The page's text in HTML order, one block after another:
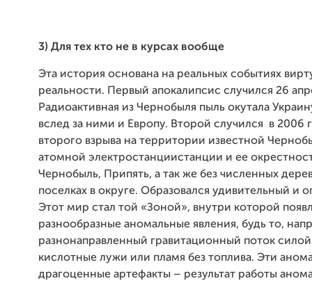
3) Для тех кто не в курсах вообще
Эта история основана на реальных событиях
реальности. Первый апокалипсис случился 26
Радиоактивная из Чернобыля пыль окутала
вслед за ними и Европу. Второй случился в 2006
второго взрыва на территории известной
атомной электростанциистанции и ее
Чернобыль, Припять, а так же без численных
поселках в округе. Образовался удивительный и
Этот мир стал той «Зоной», внутри которой
разнообразные аномальные явления, будь то,
разнонаправленный гравитационный поток
кислотные лужи или пламя без топлива. Эти
драгоценные артефакты – результат работы